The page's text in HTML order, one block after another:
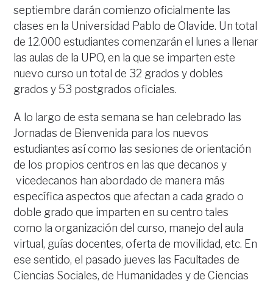
septiembre darán comienzo oficialmente las
clases en la Universidad Pablo de Olavide. Un total
de 12.000 estudiantes comenzarán el lunes a llenar
las aulas de la UPO, en la que se imparten este
nuevo curso un total de 32 grados y dobles
grados y 53 postgrados oficiales.
A lo largo de esta semana se han celebrado las
Jornadas de Bienvenida para los nuevos
estudiantes así como las sesiones de orientación
de los propios centros en las que decanos y
vicedecanos han abordado de manera más
específica aspectos que afectan a cada grado o
doble grado que imparten en su centro tales
como la organización del curso, manejo del aula
virtual, guías docentes, oferta de movilidad, etc. En
ese sentido, el pasado jueves las Facultades de
Ciencias Sociales, de Humanidades y de Ciencias